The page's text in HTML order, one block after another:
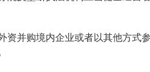
购境内企业或者以其他方式参